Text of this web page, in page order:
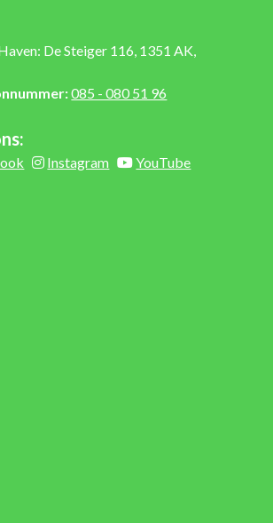
De Steiger 116, 1351 AK,
085 - 080 51 96
Instagram YouTube